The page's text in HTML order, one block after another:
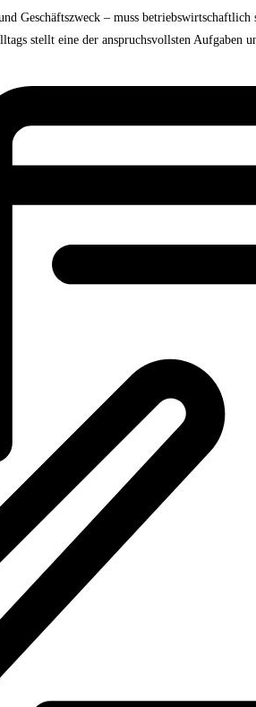
Geschäftszweck – muss
stellt eine der anspruchsvollsten Aufgaben